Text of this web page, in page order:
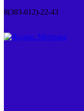
8(383-612)-22-43